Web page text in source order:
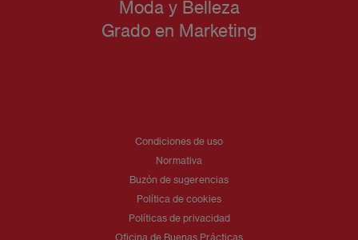
Moda y Belleza
Grado en Marketing
Condiciones de uso
Normativa
Buzón de sugerencias
Política de cookies
Políticas de privacidad
Oficina de Buenas Prácticas